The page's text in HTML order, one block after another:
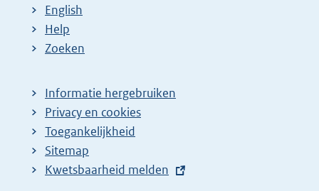
English
Help
Zoeken
Informatie hergebruiken
Privacy en cookies
Toegankelijkheid
Sitemap
E
Kwetsbaarheid melden